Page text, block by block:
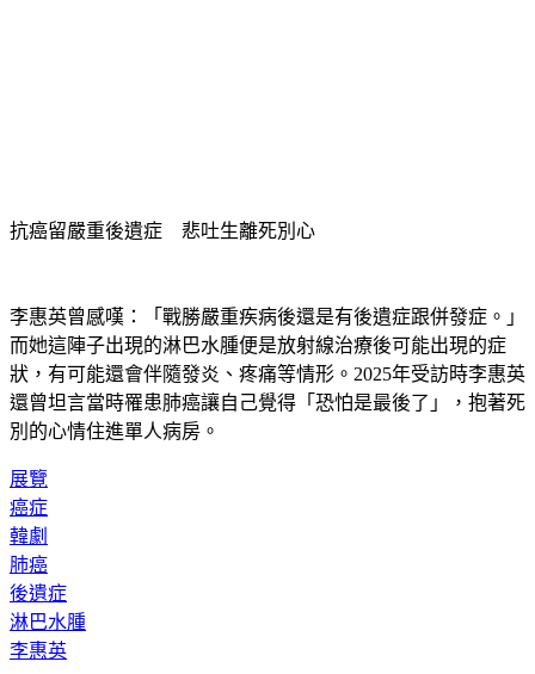
抗癌留嚴重後遺症　悲吐生離死別心
李惠英曾感嘆：「戰勝嚴重疾病後還是有後遺症跟併發症。」
而她這陣子出現的淋巴水腫便是放射線治療後可能出現的症
狀，有可能還會伴隨發炎、疼痛等情形。2025年受訪時李惠英
還曾坦言當時罹患肺癌讓自己覺得「恐怕是最後了」，抱著死
別的心情住進單人病房。
展覽
癌症
韓劇
肺癌
後遺症
淋巴水腫
李惠英